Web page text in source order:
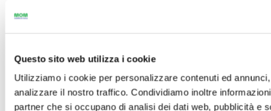
Questo sito web utilizza i cookie
Utilizziamo i cookie per personalizzare contenuti ed
analizzare il nostro traffico. Condividiamo inoltre
partner che si occupano di analisi dei dati web, pubblicità e
AbbonamentiPunti Vendita
Carta della Mobilità: regole di viaggio e diritti dei
passeggeri Come convalidare/attivareViaggi di gruppo
Leggi Titoli
Richiesta fattura Detrazioni fiscali Vita in